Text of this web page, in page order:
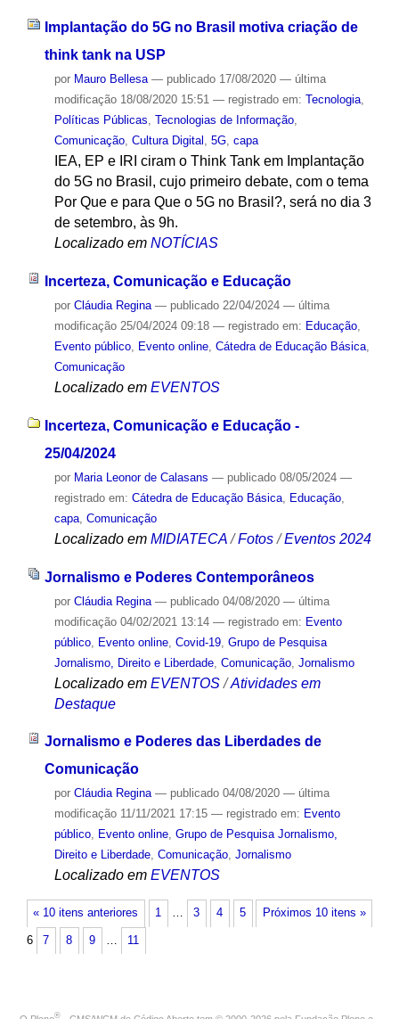
Implantação do 5G no Brasil motiva criação de
think tank na USP
por Mauro Bellesa — publicado17/08/2020 — última
modificação18/08/2020 15:51 — registrado em: Tecnologia,
Políticas Públicas, Tecnologias de Informação,
Comunicação, Cultura Digital , 5G, capa
IEA, EP e IRI ciram o Think Tank em Implantação
do 5G no Brasil, cujo primeiro debate, com o tema
Por Que e para Que o 5G no Brasil?, será no dia 3
de setembro, às 9h.
Localizado em NOTÍCIAS
Incerteza, Comunicação e Educação
por Cláudia Regina — publicado22/04/2024 — última
modificação25/04/2024 09:18 — registrado em: Educação,
Evento público, Evento online, Cátedra de Educação Básica,
Comunicação
Localizado em EVENTOS
Incerteza, Comunicação e Educação -
25/04/2024
por Maria Leonor de Calasans — publicado08/05/2024 —
registrado em: Cátedra de Educação Básica, Educação,
capa, Comunicação
Localizado em MIDIATECA /Fotos /Eventos 2024
Jornalismo e Poderes Contemporâneos
por Cláudia Regina — publicado04/08/2020 — última
modificação04/02/2021 13:14 — registrado em: Evento
público, Evento online, Covid-19, Grupo de Pesquisa
Jornalismo, Direito e Liberdade, Comunicação, Jornalismo
Localizado em EVENTOS /Atividades em
Destaque
Jornalismo e Poderes das Liberdades de
Comunicação
por Cláudia Regina — publicado04/08/2020 — última
modificação11/11/2021 17:15 — registrado em: Evento
público, Evento online, Grupo de Pesquisa Jornalismo,
Direito e Liberdade, Comunicação, Jornalismo
Localizado em EVENTOS
« 10 itens anteriores Próximos 10 itens »
1 … 3 4 5
6 7 8 9 … 11
®